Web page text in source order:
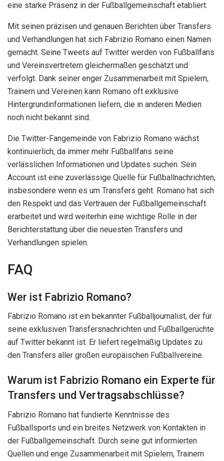
eine starke Präsenz in der Fußballgemeinschaft etabliert.
Mit seinen präzisen und genauen Berichten über Transfers
und Verhandlungen hat sich Fabrizio Romano einen Namen
gemacht. Seine Tweets auf Twitter werden von Fußballfans
und Vereinsvertretern gleichermaßen geschätzt und
verfolgt. Dank seiner enger Zusammenarbeit mit Spielern,
Trainern und Vereinen kann Romano oft exklusive
Hintergrundinformationen liefern, die in anderen Medien
noch nicht bekannt sind.
Die Twitter-Fangemeinde von Fabrizio Romano wächst
kontinuierlich, da immer mehr Fußballfans seine
verlässlichen Informationen und Updates suchen. Sein
Account ist eine zuverlässige Quelle für Fußballnachrichten,
insbesondere wenn es um Transfers geht. Romano hat sich
den Respekt und das Vertrauen der Fußballgemeinschaft
erarbeitet und wird weiterhin eine wichtige Rolle in der
Berichterstattung über die neuesten Transfers und
Verhandlungen spielen.
FAQ
Wer ist Fabrizio Romano?
Fabrizio Romano ist ein bekannter Fußballjournalist, der für
seine exklusiven Transfersnachrichten und Fußballgerüchte
auf Twitter bekannt ist. Er liefert regelmäßig Updates zu
den Transfers aller großen europäischen Fußballvereine.
Warum ist Fabrizio Romano ein Experte für
Transfers und Vertragsabschlüsse?
Fabrizio Romano hat fundierte Kenntnisse des
Fußballsports und ein breites Netzwerk von Kontakten in
der Fußballgemeinschaft. Durch seine gut informierten
Quellen und enge Zusammenarbeit mit Spielern, Trainern